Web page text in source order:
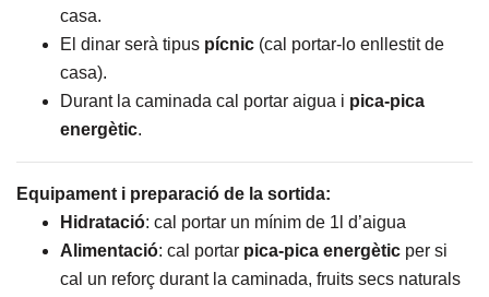
casa.
El dinar serà tipus pícnic (cal portar-lo enllestit de
casa).
Durant la caminada cal portar aigua i pica-pica
energètic.
Equipament i preparació de la sortida:
Hidratació: cal portar un mínim de 1l d’aigua
Alimentació: cal portar pica-pica energètic per si
cal un reforç durant la caminada, fruits secs naturals